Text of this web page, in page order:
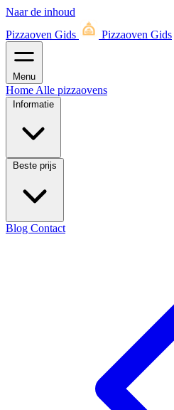
Naar de inhoud
Pizzaoven Gids
Pizzaoven Gids
Menu
Home Alle pizzaovens
Informatie
Beste prijs
Blog Contact